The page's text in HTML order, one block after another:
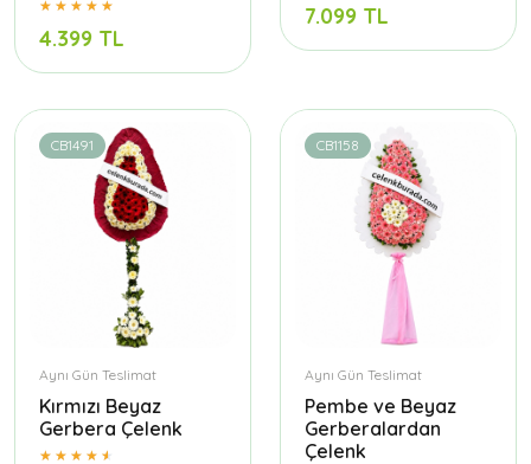
4.399 TL
7.099 TL
CB1491
Aynı Gün Teslimat
Kırmızı Beyaz
Gerbera Çelenk
CB1158
Aynı Gün Teslimat
Pembe ve Beyaz
Gerberalardan
Çelenk